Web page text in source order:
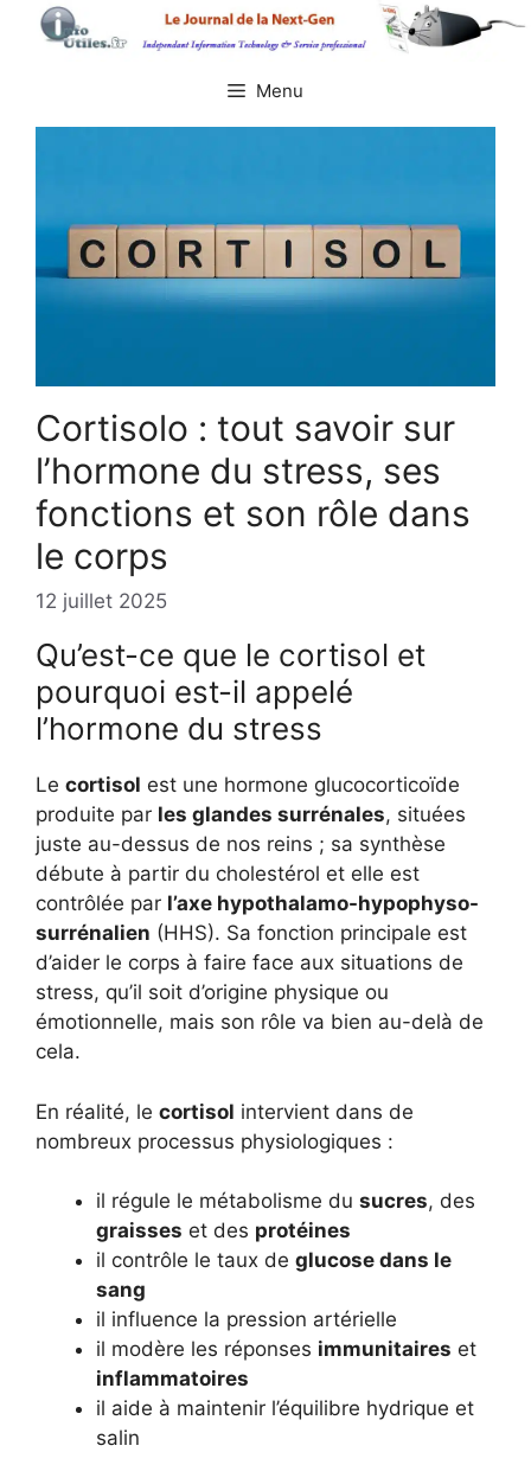
Aller
Menu
Cortisolo : tout savoir sur
l’hormone du stress, ses
fonctions et son rôle dans
le corps
12 juillet 2025
Qu’est-ce que le cortisol et
pourquoi est-il appelé
l’hormone du stress
Le cortisol est une hormone glucocorticoïde
produite par les glandes surrénales, situées
juste au-dessus de nos reins ; sa synthèse
débute à partir du cholestérol et elle est
contrôlée par l’axe hypothalamo-hypophyso-
surrénalien (HHS). Sa fonction principale est
d’aider le corps à faire face aux situations de
stress, qu’il soit d’origine physique ou
émotionnelle, mais son rôle va bien au-delà de
cela.
En réalité, le cortisol intervient dans de
nombreux processus physiologiques :
il régule le métabolisme du sucres, des
graisses et des protéines
il contrôle le taux de glucose dans le
sang
il influence la pression artérielle
il modère les réponses immunitaires et
inflammatoires
il aide à maintenir l’équilibre hydrique et
salin